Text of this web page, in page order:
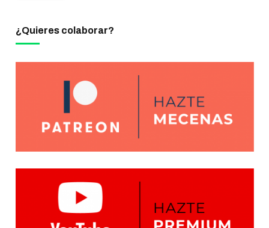
¿Quieres colaborar?